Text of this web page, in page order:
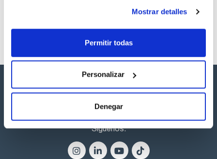
Mostrar detalles
Permitir todas
Personalizar
Denegar
Síguenos: